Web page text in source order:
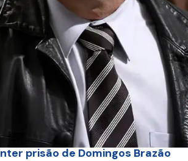
prisão de Domingos Brazão